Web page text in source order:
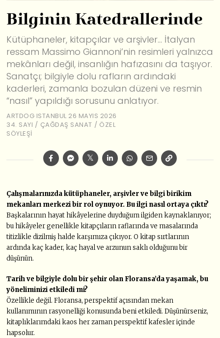
Bilginin Katedrallerinde
Kütüphaneler, kitapçılar ve arşivler… İtalyan
ressam Massimo Giannoni’nin resimleri yalnızca
mekânları değil, insanlığın hafızasını da taşıyor.
Sanatçı; bilgiyle dolu rafların ardındaki
kaderleri, zamanla bozulan düzeni ve resmin
“nasıl” yapıldığı sorusunu anlatıyor.
ARTDOG ISTANBUL 26 MAYIS 2026
34. SAYI / ÇAĞDAŞ SANAT / ÖZEL
SÖYLEŞI
Çalışmalarınızda kütüphaneler, arşivler ve bilgi birikim
mekanları merkezi bir rol oynuyor. Bu ilgi nasıl ortaya çıktı?
Başkalarının hayat hikâyelerine duyduğum ilgiden kaynaklanıyor;
bu hikâyeler genellikle kitapçıların raflarında ve masalarında
titizlikle dizilmiş halde karşımıza çıkıyor. O kitap sırtlarının
ardında kaç kader, kaç hayal ve arzunun saklı olduğunu bir
düşünün.
Tarih ve bilgiyle dolu bir şehir olan Floransa’da yaşamak, bu
yöneliminizi etkiledi mi?
Özellikle değil. Floransa, perspektif açısından mekan
kullanımının rasyonelliği konusunda beni etkiledi. Düşünürseniz,
kitaplıklarımdaki kaos her zaman perspektif kafesler içinde
hapsolur.